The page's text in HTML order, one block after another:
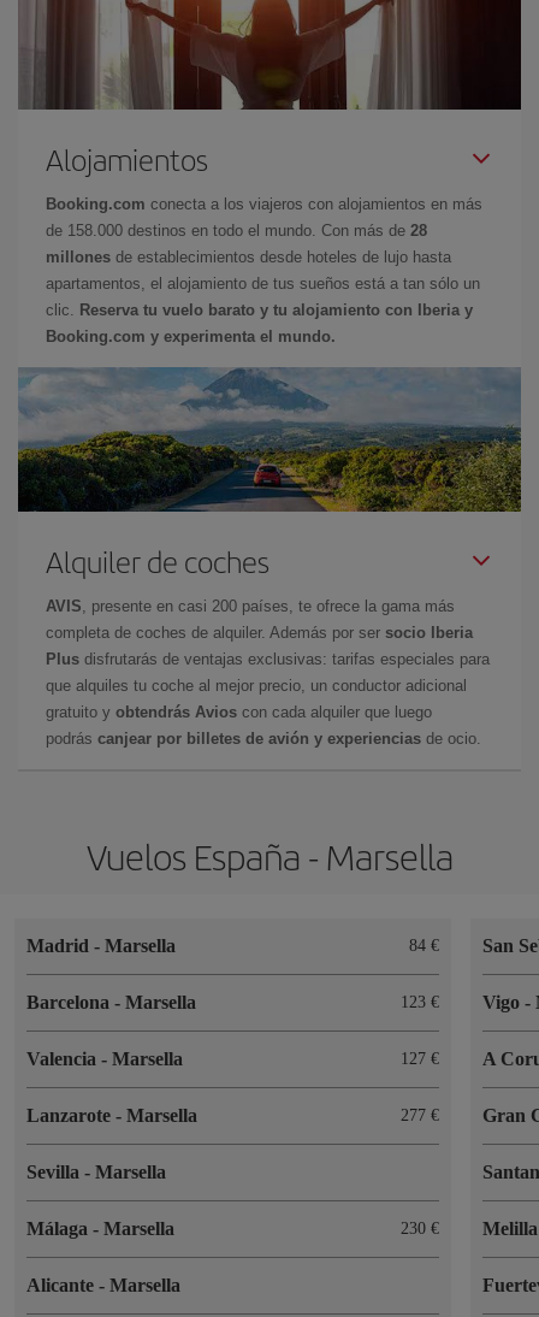
Alojamientos
Booking.com conecta a los viajeros con alojamientos en más
de 158.000 destinos en todo el mundo. Con más de 28
millones de establecimientos desde hoteles de lujo hasta
apartamentos, el alojamiento de tus sueños está a tan sólo un
clic.
Reserva tu vuelo barato y tu alojamiento con Iberia y
Booking.com y experimenta el mundo.
Alquiler de coches
AVIS , presente en casi 200 países, te ofrece la gama más
completa de coches de alquiler. Además por ser socio Iberia
Plus disfrutarás de ventajas exclusivas: tarifas especiales para
que alquiles tu coche al mejor precio, un conductor adicional
gratuito y obtendrás Avios con cada alquiler que luego
podrás canjear por billetes de avión y experiencias de ocio.
Vuelos España - Marsella
Madrid - Marsella 84 €
Barcelona - Marsella 123 €
Valencia - Marsella 127 €
Lanzarote - Marsella 277 €
Sevilla - Marsella
Málaga - Marsella 230 €
Alicante - Marsella
San
Vigo-
A
Gran